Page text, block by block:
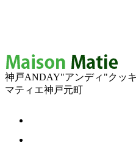
神戸ANDAY"アンディ"クッ
マティエ神戸元町